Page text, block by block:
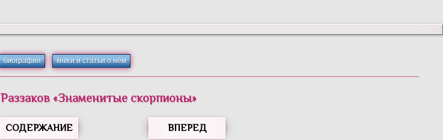
биография книги и статьи о нём
Раззаков«Знаменитые скорпионы»
СОДЕРЖАНИЕ ВПЕРЕД